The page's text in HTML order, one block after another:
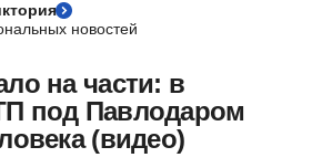
новостей
на части: в
под Павлодаром
(видео)